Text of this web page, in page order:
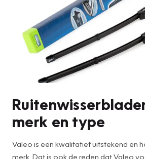
merk en type
Valeo is een kwalitatief uitstekend en
merk. Dat is ook de reden dat Valeo